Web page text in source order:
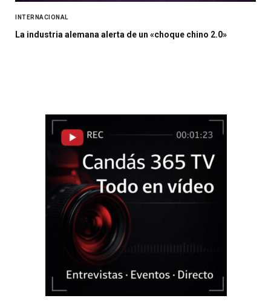
INTERNACIONAL
La industria alemana alerta de un «choque chino 2.0»